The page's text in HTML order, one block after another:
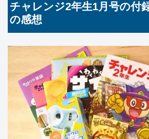
チャレンジ2年生1月号の付
の感想